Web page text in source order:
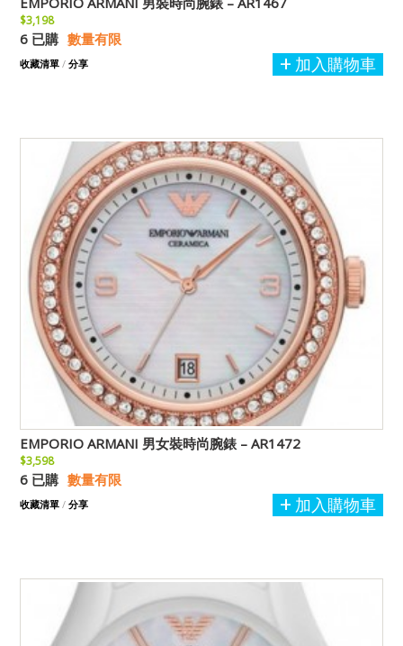
$3,198
6 已購 數量有限
加入購物車
收藏清單 / 分享
EMPORIO ARMANI 男女裝時尚腕錶 – AR1472
$3,598
6 已購 數量有限
加入購物車
收藏清單 / 分享